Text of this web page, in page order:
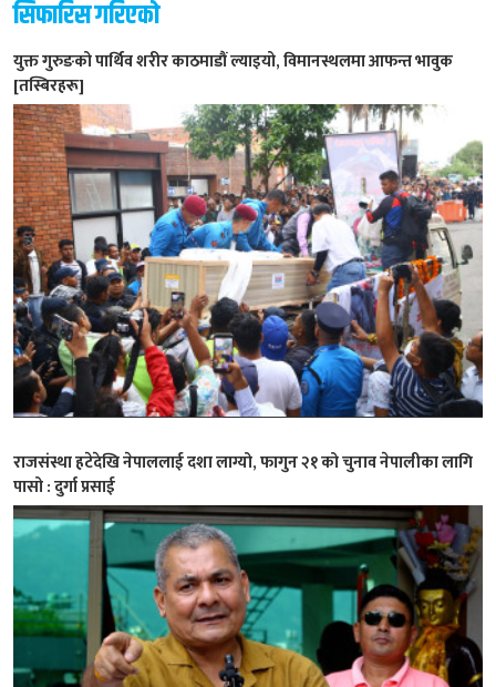
सिफारिस गरिएको
युक्त गुरुङको पार्थिव शरीर काठमाडौं ल्याइयो, विमानस्थलमा आफन्त भावुक
[तस्बिरहरू]
राजसंस्था हटेदेखि नेपाललाई दशा लाग्यो, फागुन २१ को चुनाव नेपालीका लागि
पासो : दुर्गा प्रसाई